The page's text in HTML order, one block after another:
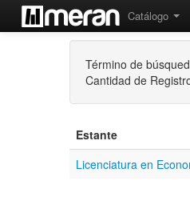
Catálogo
Término de
Cantidad de
Estante
Licenciatura en